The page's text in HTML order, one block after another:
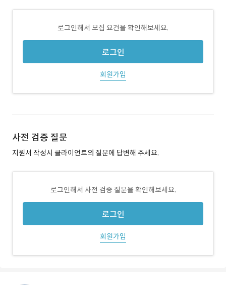
로그인해서 모집 요건을 확인해보세요.
로그인
회원가입
사전 검증 질문
지원서 작성시 클라이언트의 질문에 답변해 주세요.
로그인해서 사전 검증 질문을 확인해보세요.
로그인
회원가입